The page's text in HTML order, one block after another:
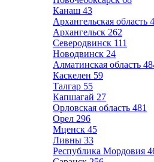
Канаш 43
Архангельская область
Архангельск 262
Северодвинск 111
Новодвинск 24
Алматинская область
Каскелен 59
Талгар 55
Капшагай 27
Орловская область 481
Орел 296
Мценск 45
Ливны 33
Республика Мордовия